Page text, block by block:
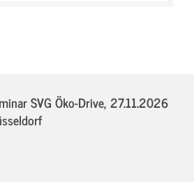
SVG Öko-Drive, 27.11.2026